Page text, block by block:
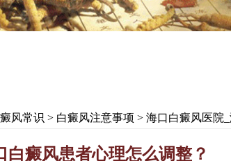
风常识 > 白癜风注意事项 > 海口白癜风医院
白癜风患者心理怎么调整？